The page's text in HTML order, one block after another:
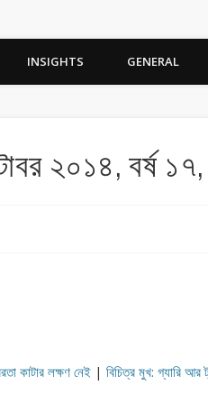
INSIGHTS GENERAL
২০১৪, বর্ষ ১৭,
কাটার লক্ষণ নেই| বিচিত্র মুখ: গ্যারি আর